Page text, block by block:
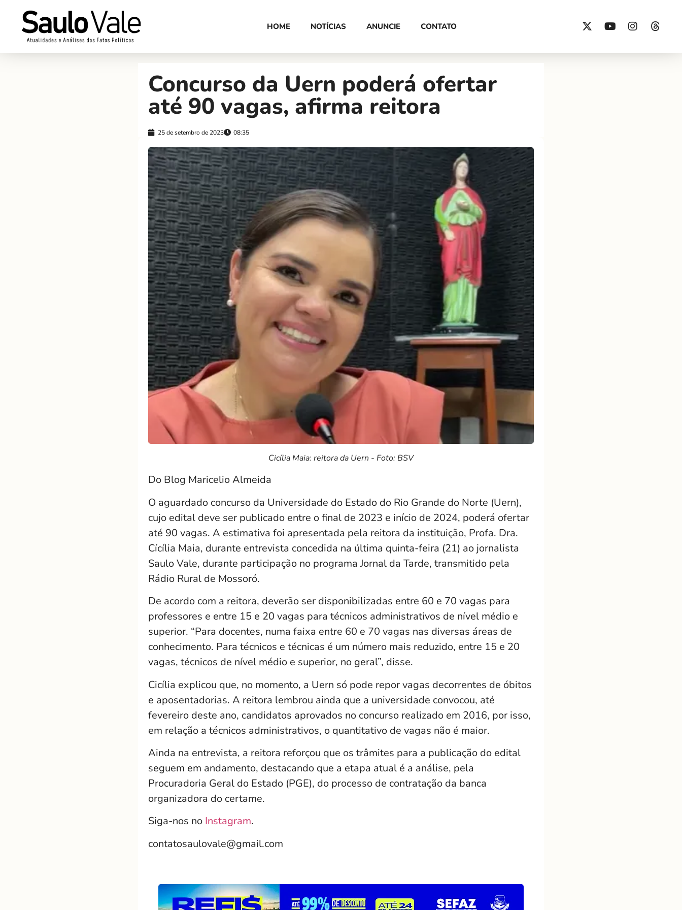
HOME NOTÍCIAS ANUNCIE CONTATO
Concurso da Uern poderá ofertar
até 90 vagas, afirma reitora
25 de setembro de 2023 08:35
Cicília Maia: reitora da Uern - Foto: BSV
Do Blog Maricelio Almeida
O aguardado concurso da Universidade do Estado do Rio Grande do Norte (Uern),
cujo edital deve ser publicado entre o final de 2023 e início de 2024, poderá ofertar
até 90 vagas. A estimativa foi apresentada pela reitora da instituição, Profa. Dra.
Cícília Maia, durante entrevista concedida na última quinta-feira (21) ao jornalista
Saulo Vale, durante participação no programa Jornal da Tarde, transmitido pela
Rádio Rural de Mossoró.
De acordo com a reitora, deverão ser disponibilizadas entre 60 e 70 vagas para
professores e entre 15 e 20 vagas para técnicos administrativos de nível médio e
superior. “Para docentes, numa faixa entre 60 e 70 vagas nas diversas áreas de
conhecimento. Para técnicos e técnicas é um número mais reduzido, entre 15 e 20
vagas, técnicos de nível médio e superior, no geral”, disse.
Cicília explicou que, no momento, a Uern só pode repor vagas decorrentes de óbitos
e aposentadorias. A reitora lembrou ainda que a universidade convocou, até
fevereiro deste ano, candidatos aprovados no concurso realizado em 2016, por isso,
em relação a técnicos administrativos, o quantitativo de vagas não é maior.
Ainda na entrevista, a reitora reforçou que os trâmites para a publicação do edital
seguem em andamento, destacando que a etapa atual é a análise, pela
Procuradoria Geral do Estado (PGE), do processo de contratação da banca
organizadora do certame.
Siga-nos no Instagram.
contatosaulovale@gmail.com